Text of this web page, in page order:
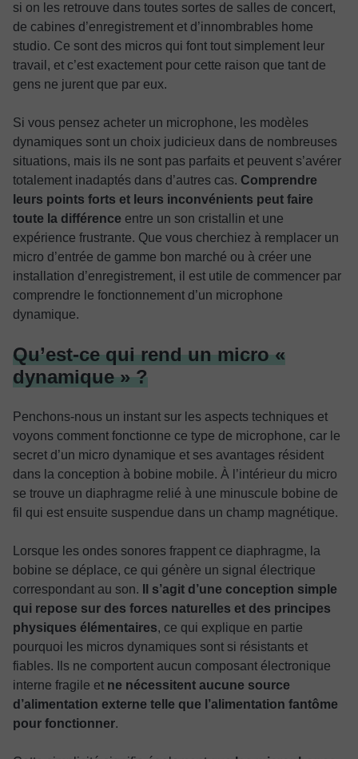
si on les retrouve dans toutes sortes de salles de concert,
de cabines d’enregistrement et d’innombrables home
studio. Ce sont des micros qui font tout simplement leur
travail, et c’est exactement pour cette raison que tant de
gens ne jurent que par eux.
Si vous pensez acheter un microphone, les modèles
dynamiques sont un choix judicieux dans de nombreuses
situations, mais ils ne sont pas parfaits et peuvent s’avérer
totalement inadaptés dans d’autres cas. Comprendre
leurs points forts et leurs inconvénients peut faire
toute la différence entre un son cristallin et une
expérience frustrante. Que vous cherchiez à remplacer un
micro d’entrée de gamme bon marché ou à créer une
installation d’enregistrement, il est utile de commencer par
comprendre le fonctionnement d’un microphone
dynamique.
Qu’est-ce qui rend un micro «
dynamique » ?
Penchons-nous un instant sur les aspects techniques et
voyons comment fonctionne ce type de microphone, car le
secret d’un micro dynamique et ses avantages résident
dans la conception à bobine mobile. À l’intérieur du micro
se trouve un diaphragme relié à une minuscule bobine de
fil qui est ensuite suspendue dans un champ magnétique.
Lorsque les ondes sonores frappent ce diaphragme, la
bobine se déplace, ce qui génère un signal électrique
correspondant au son.
Il s’agit d’une conception simple
qui repose sur des forces naturelles et des principes
physiques élémentaires, ce qui explique en partie
pourquoi les micros dynamiques sont si résistants et
fiables. Ils ne comportent aucun composant électronique
interne fragile et ne nécessitent aucune source
d’alimentation externe telle que l’alimentation fantôme
pour fonctionner.